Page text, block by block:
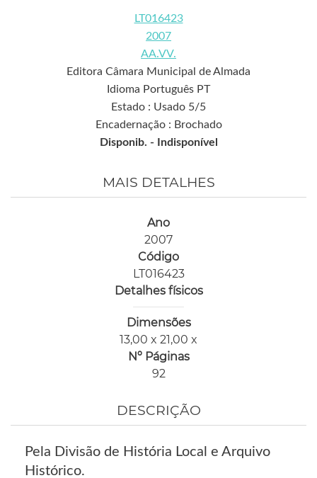
LT016423
2007
AA.VV.
Editora Câmara Municipal de Almada
Idioma Português PT
Estado : Usado 5/5
Encadernação : Brochado
Disponib. -
Indisponível
MAIS DETALHES
Ano
2007
Código
LT016423
Detalhes físicos
Dimensões
13,00 x 21,00 x
Nº Páginas
92
DESCRIÇÃO
Pela Divisão de História Local e Arquivo
Histórico.